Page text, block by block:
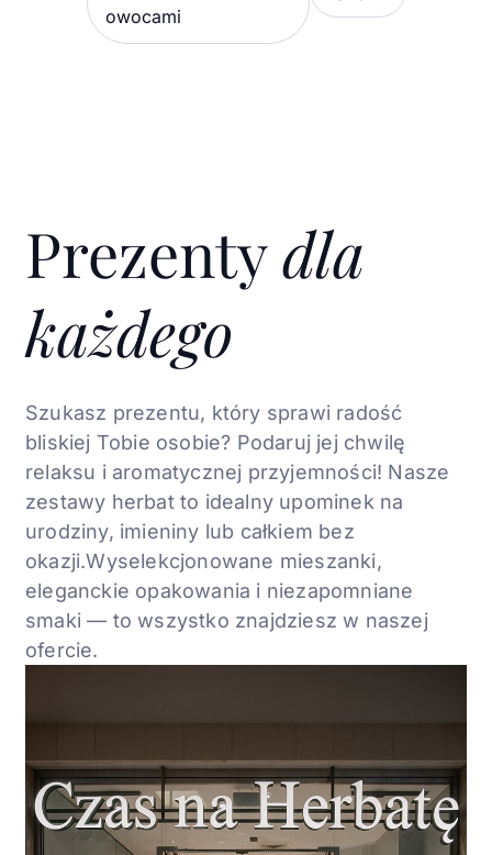
owocami
Prezentydla
każdego
Szukasz prezentu, który sprawi radość
bliskiej Tobie osobie? Podaruj jej chwilę
relaksu i aromatycznej przyjemności! Nasze
zestawy herbat to idealny upominek na
urodziny, imieniny lub całkiem bez
okazji.Wyselekcjonowane mieszanki,
eleganckie opakowania i niezapomniane
smaki — to wszystko znajdziesz w naszej
ofercie.